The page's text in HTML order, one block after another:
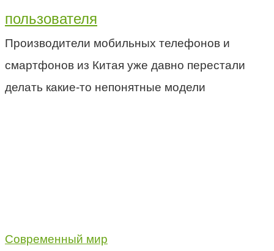
пользователя
Производители мобильных телефонов и
смартфонов из Китая уже давно перестали
делать какие-то непонятные модели
Современный мир